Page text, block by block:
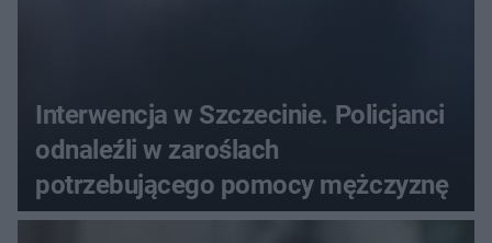
Interwencja w Szczecinie. Policjanci
odnaleźli w zaroślach
potrzebującego pomocy mężczyznę